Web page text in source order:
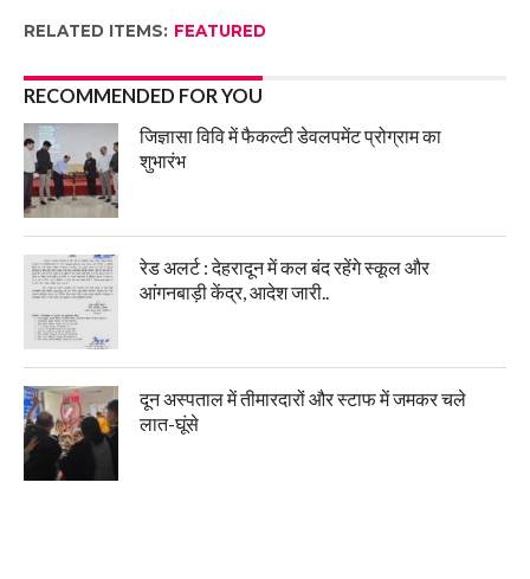
RELATED ITEMS: FEATURED
RECOMMENDED FOR YOU
जिज्ञासा विवि में फैकल्टी डेवलपमेंट प्रोग्राम का
शुभारंभ
रेड अलर्ट : देहरादून में कल बंद रहेंगे स्कूल और
आंगनबाड़ी केंद्र, आदेश जारी..
दून अस्पताल में तीमारदारों और स्टाफ में जमकर चले
लात-घूंसे